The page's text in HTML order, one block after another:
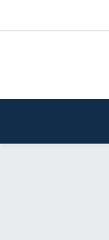
Kocaeli